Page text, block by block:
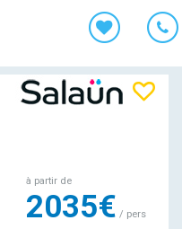
à partir de
2035€ / pers